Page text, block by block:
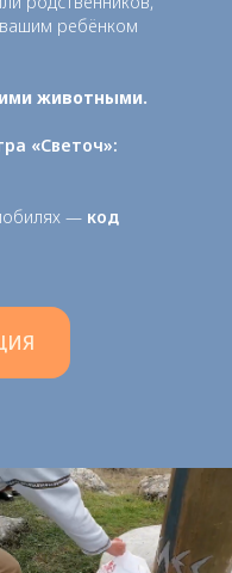
ребёнком
животными.
«Светоч»:
— код